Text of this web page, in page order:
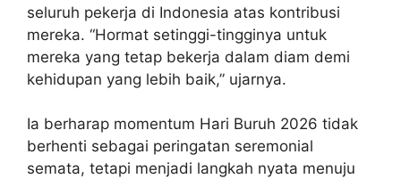
seluruh pekerja di Indonesia atas kontribusi
mereka. “Hormat setinggi-tingginya untuk
mereka yang tetap bekerja dalam diam demi
kehidupan yang lebih baik,” ujarnya.
Ia berharap momentum Hari Buruh 2026 tidak
berhenti sebagai peringatan seremonial
semata, tetapi menjadi langkah nyata menuju